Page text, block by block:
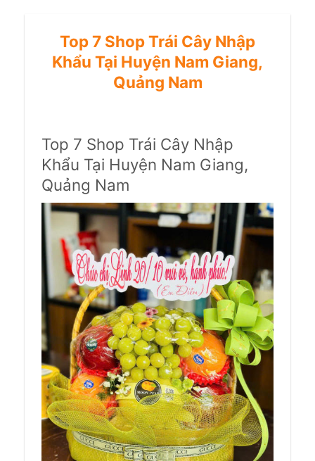
Top 7 Shop Trái Cây Nhập
Khẩu Tại Huyện Nam Giang,
Quảng Nam
Top 7 Shop Trái Cây Nhập
Khẩu Tại Huyện Nam Giang,
Quảng Nam